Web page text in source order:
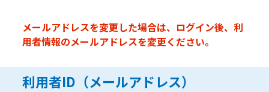
メールアドレスを変更した場合は、ログイン後、利
用者情報のメールアドレスを変更ください。
利用者ID（メールアドレス）